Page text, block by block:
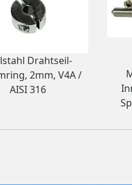
Drahtseil-
2mm, V4A /
AISI 316